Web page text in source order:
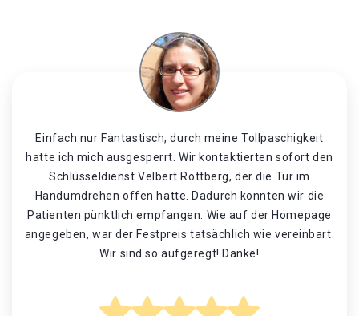
Einfach nur Fantastisch, durch meine Tollpaschigkeit
hatte ich mich ausgesperrt. Wir kontaktierten sofort den
Schlüsseldienst Velbert Rottberg, der die Tür im
Handumdrehen offen hatte. Dadurch konnten wir die
Patienten pünktlich empfangen. Wie auf der Homepage
angegeben, war der Festpreis tatsächlich wie vereinbart.
Wir sind so aufgeregt! Danke!